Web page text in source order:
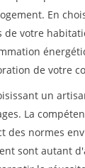
En
de votre
de votre
un
La
des normes
sont autant